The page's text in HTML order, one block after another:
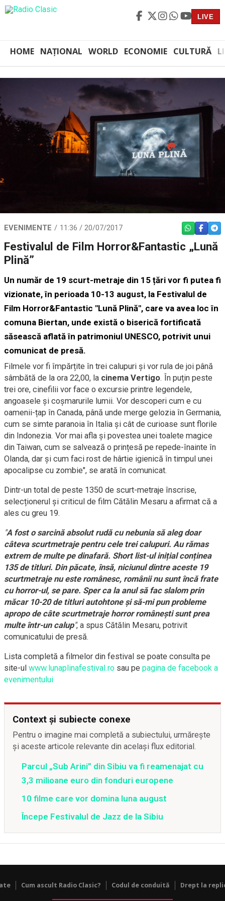
LIVE
HOME NAȚIONAL WORLD ECONOMIE CULTURĂ
EVENIMENTE 11:36 / 20/07/2017 WHATSAPP
Festivalul de Film Horror&Fantastic „Lună
Plină”
Un număr de 19 scurt-metraje din 15 țări vor fi putea fi
vizionate, în perioada 10-13 august, la Festivalul de
Film Horror&Fantastic "Lună Plină", care va avea loc în
comuna Biertan, unde există o biserică fortificată
săsească aflată în patrimoniul UNESCO, potrivit unui
comunicat de presă.
Filmele vor fi împărțite în trei calupuri și vor rula de joi până
sâmbătă de la ora 22,00, la cinema Vertigo. În puțin peste
trei ore, cinefilii vor face o excursie printre legendele,
angoasele și coșmarurile lumii. Vor descoperi cum e cu
oamenii-țap în Canada, până unde merge gelozia în Germania,
cum se simte paranoia în Italia și cât de curioase sunt florile
din Indonezia. Vor mai afla și povestea unei toalete magice
din Taiwan, cum se salvează o prințesă pe repede-înainte în
Olanda, dar și cum faci rost de hârtie igienică în timpul unei
apocalipse cu zombie", se arată în comunicat.
Dintr-un total de peste 1350 de scurt-metraje înscrise,
selecționerul și criticul de film Cătălin Mesaru a afirmat că a
ales cu greu 19.
"A fost o sarcină absolut rudă cu nebunia să aleg doar
câteva scurtmetraje pentru cele trei calupuri. Au rămas
extrem de multe pe dinafară. Short list-ul inițial conținea
135 de titluri. Din păcate, însă, niciunul dintre aceste 19
scurtmetraje nu este românesc, românii nu sunt încă frate
cu horror-ul, se pare. Sper ca la anul să fac slalom prin
măcar 10-20 de titluri autohtone și să-mi pun probleme
apropo de câte scurtmetraje horror românești sunt prea
multe într-un calup", a spus Cătălin Mesaru, potrivit
comunicatului de presă.
Lista completă a filmelor din festival se poate consulta pe
site-ul www.lunaplinafestival.ro sau pe pagina de facebook a
evenimentului
Context și subiecte conexe
Pentru o imagine mai completă a subiectului, urmărește
și aceste articole relevante din același flux editorial.
Parcul „Sub Arini” din Sibiu va fi reamenajat cu
3,3 milioane euro din fonduri europene
10 filme care vor domina luna august
Începe Festivalul de Jazz de la Sibiu
Cum ascult Radio Clasic? Codul de conduită Drept la